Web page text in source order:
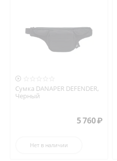

Сумка DANAPER DEFENDER,
Черный
5 760₽
Нет в наличии